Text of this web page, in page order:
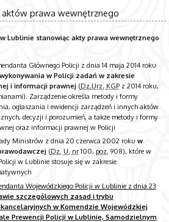
prawa wewnętrznego
Lublinie stanowiąc akty prawa wewnętrznego
Głównego Policji z dnia 14 maja 2014 roku
w Policji zadań w zakresie
i informacji prawnej(Dz.Urz. KGPz 2014 roku,
Zarządzenie określa metody i formy
ogłaszania i ewidencji zarządzeń i innych aktów
decyzji i porozumień, a także metody i formy
oraz informacji prawnej w Policji
Ministrów z dnia 20 czerwca 2002 roku w
(Dz. U. nr100, poz. 908), które w
w Lublinie stosuje się w zakresie
Wojewódzkiego Policji w Lublinie z dnia 23
szczególowych zasad i trybu
w Komendzie Wojewódzkiej
Prewencji Policji w Lublinie, Samodzielnym